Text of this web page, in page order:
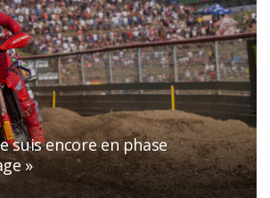
suis encore en phase
»